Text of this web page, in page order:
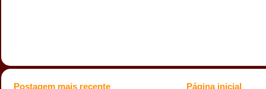
Postagem mais recente Página inicial